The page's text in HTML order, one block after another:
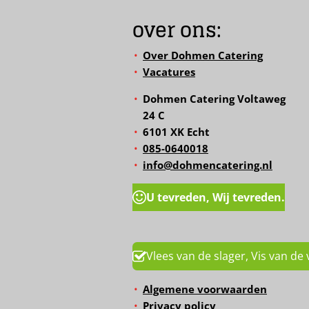
over ons:
Over Dohmen Catering
Vacatures
Dohmen Catering Voltaweg
24 C
6101 XK Echt
085-0640018
info@dohmencatering.nl
U tevreden, Wij tevreden.
Vlees van de slager, Vis van de
Algemene voorwaarden
Privacy policy